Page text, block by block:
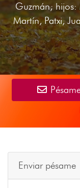
Guzmán; hijos:
Martín, Patxi,
Enviar pésame